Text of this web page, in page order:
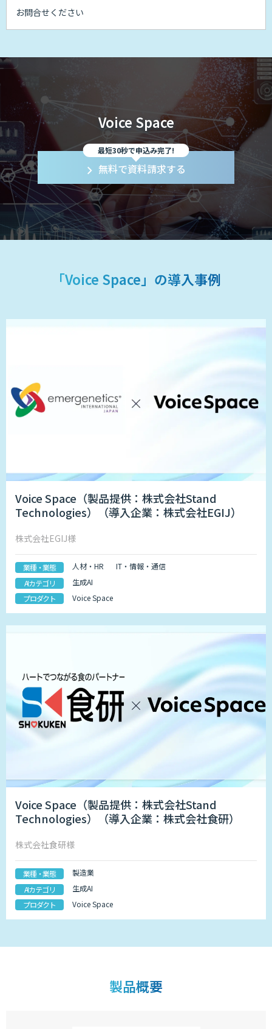
お問合せください
Voice Space
最短30秒で申込み完了!
無料で資料請求する
「Voice Space」の導入事例
Voice Space（製品提供：株式会社Stand
Technologies）（導入企業：株式会社EGIJ）
株式会社EGIJ様
業種・業態 人材・HR
IT・情報・通信
AIカテゴリ
生成AI
プロダクト
Voice Space
Voice Space（製品提供：株式会社Stand
Technologies）（導入企業：株式会社食研）
株式会社食研様
業種・業態
製造業
AIカテゴリ
生成AI
プロダクト
Voice Space
製品概要